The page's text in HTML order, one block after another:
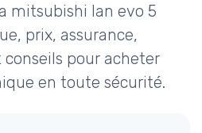
mitsubishi lan evo 5
prix, assurance,
pour acheter
en toute sécurité.